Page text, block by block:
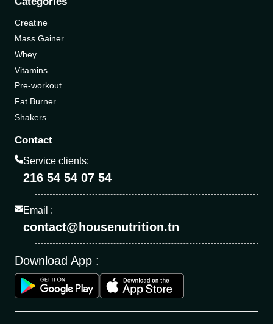
Creatine
Mass Gainer
Whey
Vitamins
Pre-workout
Fat Burner
Shakers
Contact
Service clients:
216 54 54 07 54
Email :
contact@housenutrition.tn
Download App :